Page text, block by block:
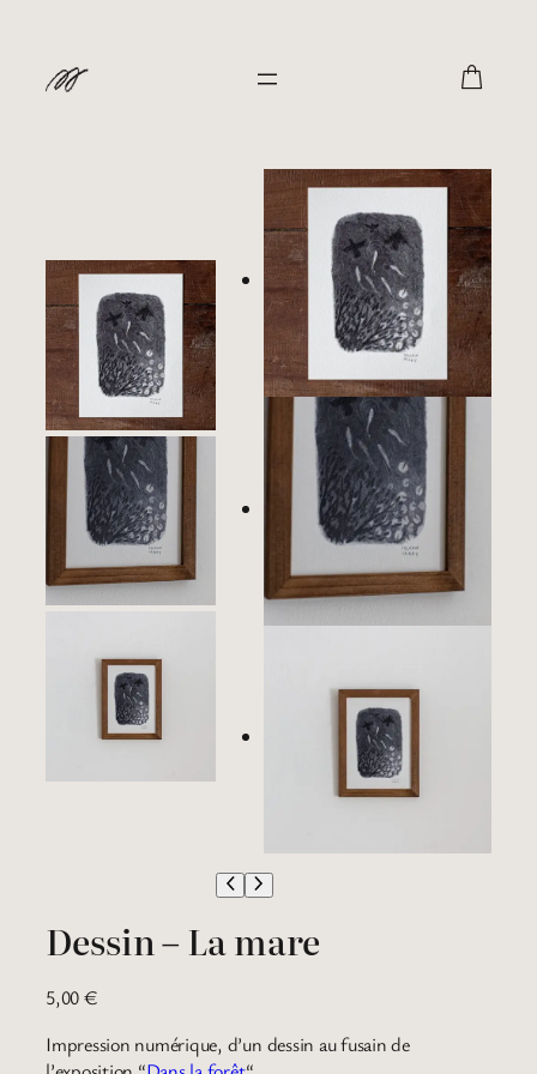
Dessin – La mare
5,00€
Impression numérique, d’un dessin au fusain de